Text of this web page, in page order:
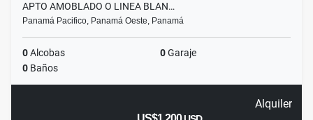
APTO AMOBLADO O LINEA BLAN…
Panamá Pacifico, Panamá Oeste, Panamá
0Alcobas 0Garaje
0 Baños
Alquiler